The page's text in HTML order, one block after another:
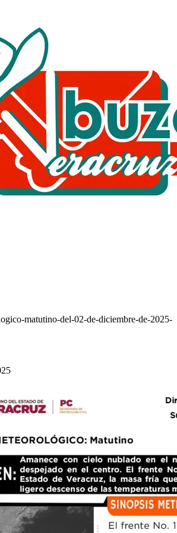
matutino-del-02-de-diciembre-de-2025-